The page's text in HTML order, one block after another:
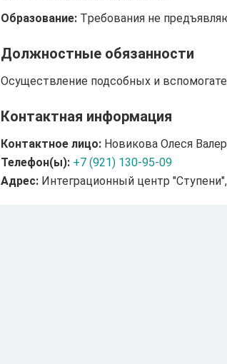
Образование:Tребования не
Должностные обязанности
Осуществление подсобных и
Контактная информация
Контактное лицо:Новикова Олеся
Телефон(ы): +7 (921) 130-95-09
Адрес:Интеграционный центр